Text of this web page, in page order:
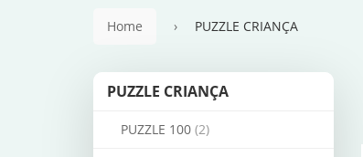
Home PUZZLE CRIANÇA
PUZZLE CRIANÇA
PUZZLE 100 (2)